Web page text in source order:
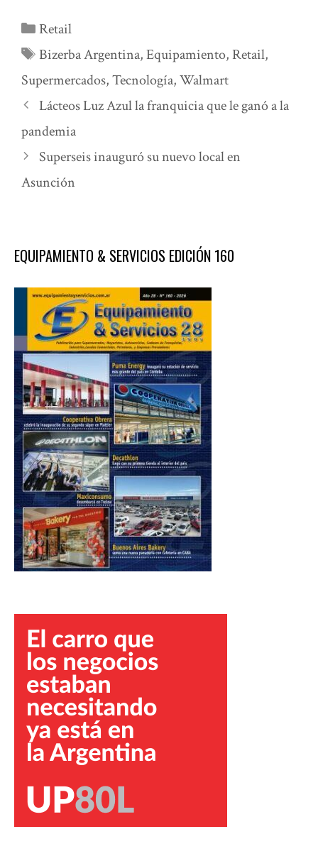
Categorías
Retail
Etiquetas
Bizerba Argentina,Equipamiento, Retail,
Supermercados,Tecnología,Walmart
Lácteos Luz Azul la franquicia que le ganó a la
pandemia
Superseis inauguró su nuevo local en
Asunción
EQUIPAMIENTO & SERVICIOS EDICIÓN 160